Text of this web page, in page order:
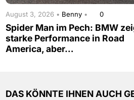
August 3, 2026 • Benny • 0
Spider Man im Pech: BMW
starke Performance in Road
America, aber…
DAS KÖNNTE IHNEN AUCH